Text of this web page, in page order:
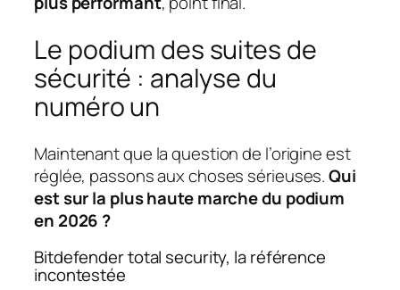
Le podium des suites de
sécurité : analyse du
numéro un
Maintenant que la question de l’origine est
réglée, passons aux choses sérieuses.Qui
est sur la plus haute marche du podium
en 2026 ?
Bitdefender total security, la référence
incontestée